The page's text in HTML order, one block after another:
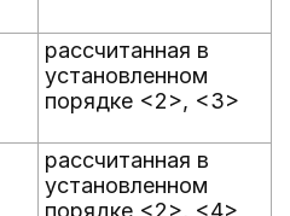
рассчитанная в
установленном
порядке <2>, <3>
рассчитанная в
установленном
порядке <2>, <4>